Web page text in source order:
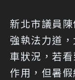
新北市議員
強執法力道
車狀況，若
作用，但暑